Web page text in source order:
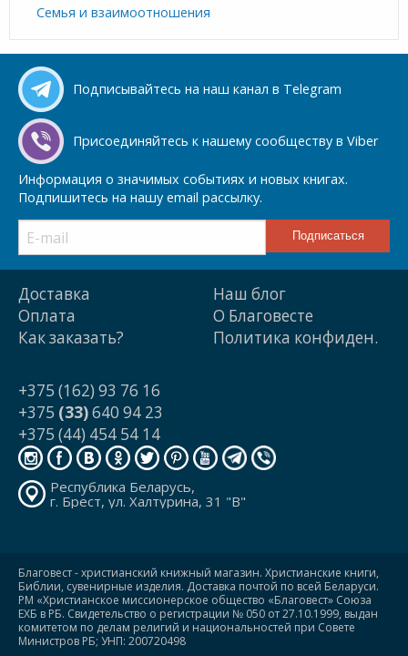
Семья и взаимоотношения
Подписывайтесь на наш канал в Telegram
Присоединяйтесь к нашему сообществу в Viber
Информация о значимых событиях и новых книгах.
Подпишитесь на нашу email рассылку.
Доставка
Оплата
Как заказать?
Наш блог
О Благовесте
Политика конфиден.
+375 (162) 93 76 16
+375 (33)640 94 23
+375 (44) 454 54 14
Республика Беларусь,
г. Брест, ул. Халтурина, 31 "В"
Благовест - христианский книжный магазин. Христианские книги,
Библии, сувенирные изделия. Доставка почтой по всей Беларуси.
РМ «Христианское миссионерское общество «Благовест» Союза
ЕХБ в РБ. Свидетельство о регистрации № 050 от 27.10.1999, выдан
комитетом по делам религий и национальностей при Совете
Министров РБ; УНП: 200720498